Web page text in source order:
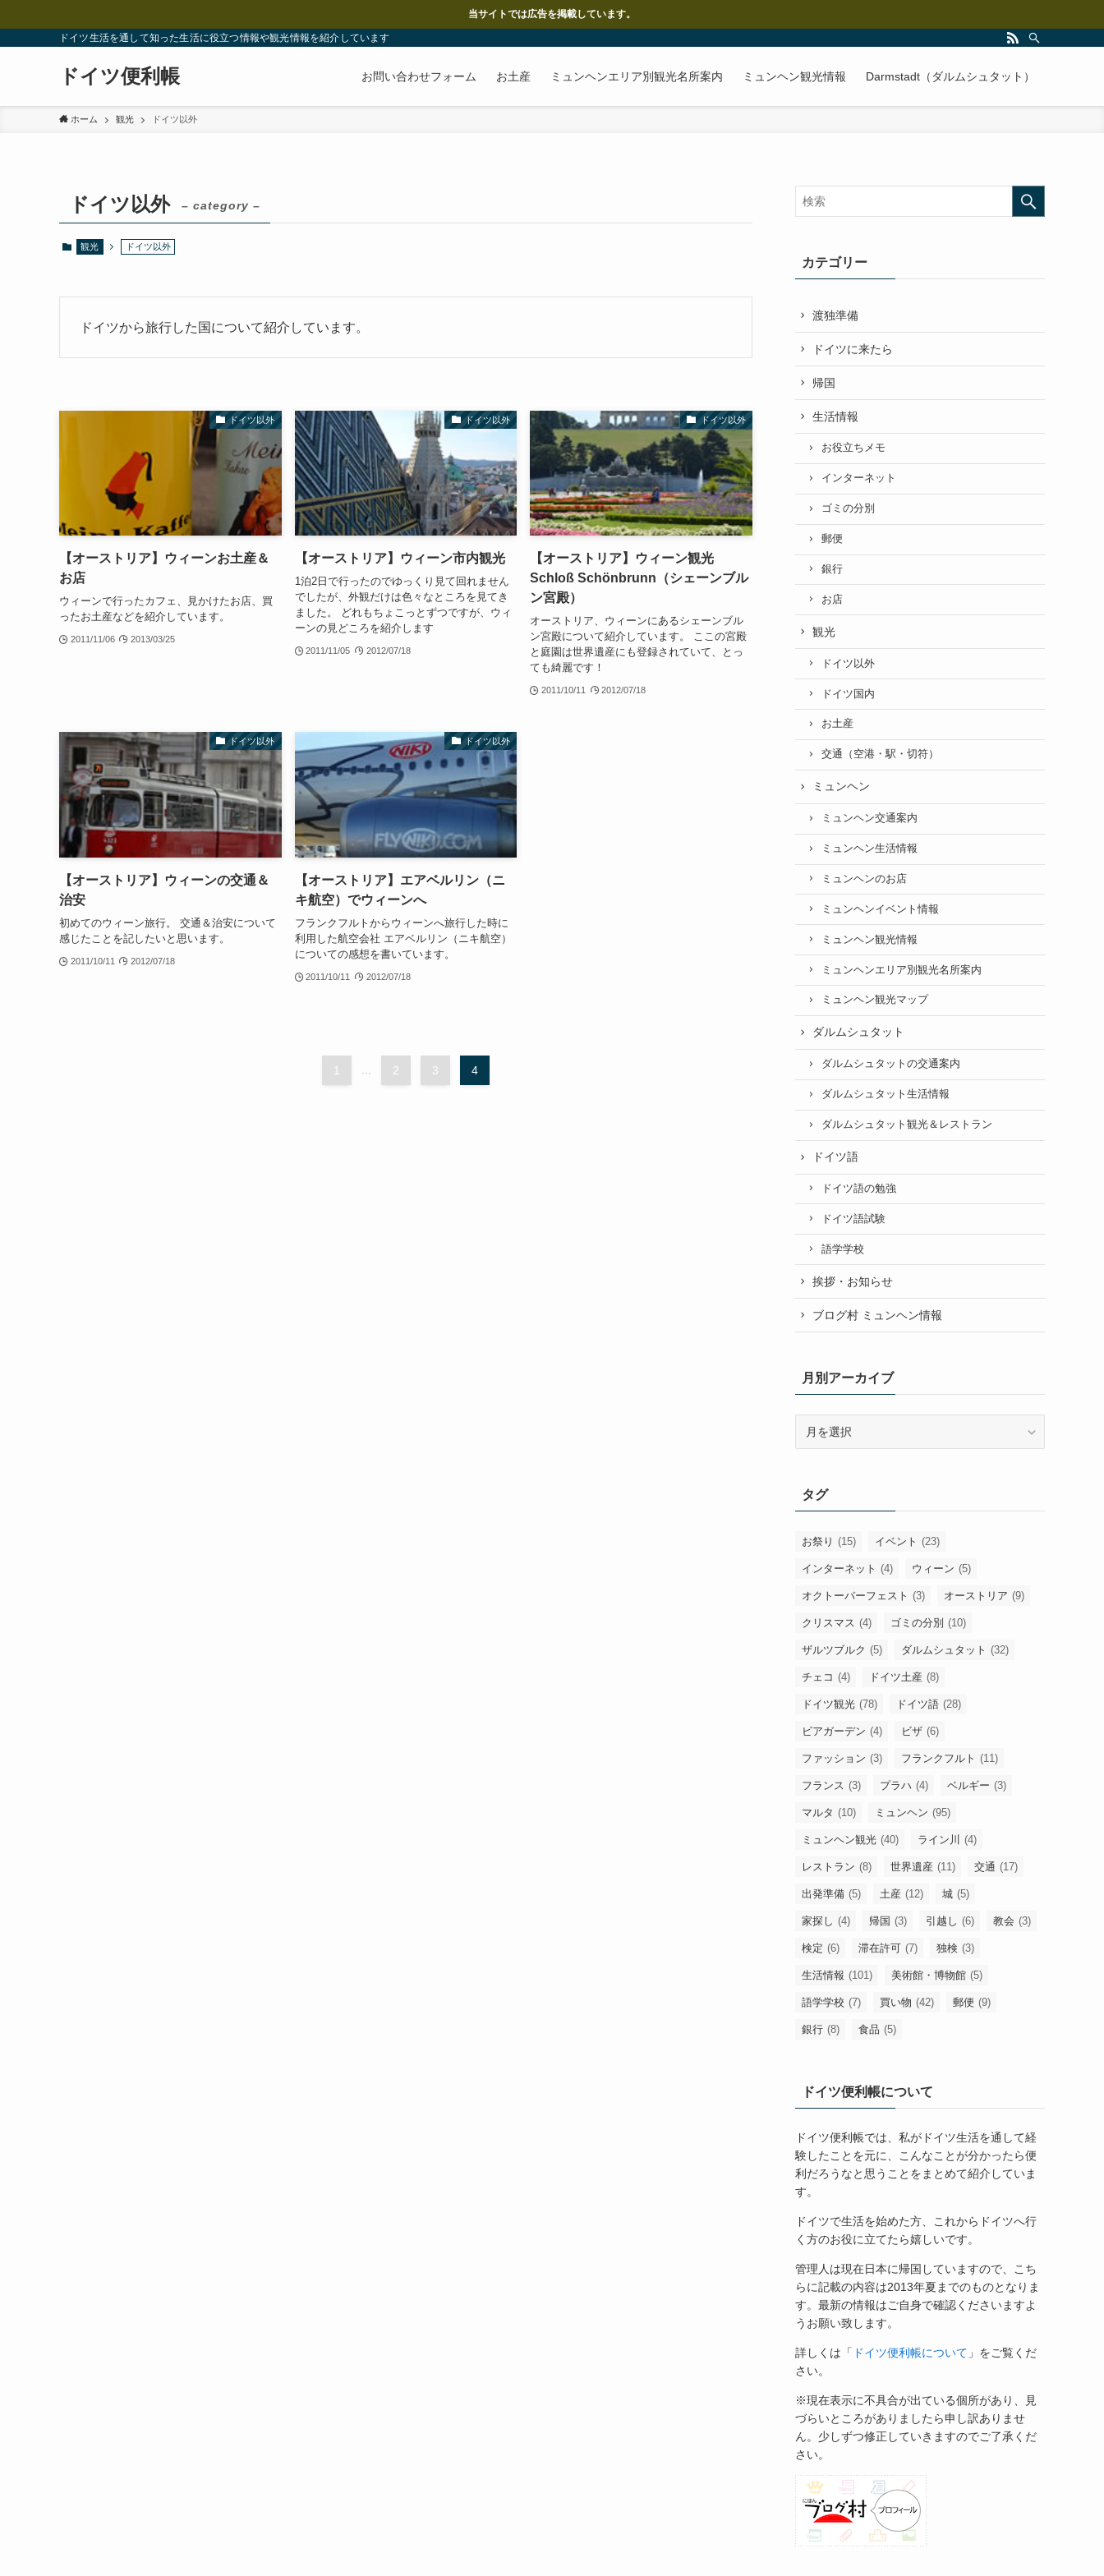
当サイトでは広告を掲載しています。
ドイツ生活を通して知った生活に役立つ情報や観光情報を紹介しています
ドイツ便利帳 お問い合わせフォーム お土産 ミュンヘンエリア別観光名所案内 ミュンヘン観光情報 Darmstadt（ダルムシュタット）
ホーム 観光 ドイツ以外
ドイツ以外 – category –
観光 ドイツ以外
ドイツから旅行した国について紹介しています。
ドイツ以外
【オーストリア】ウィーンお土産＆
お店
ウィーンで行ったカフェ、見かけたお店、買
ったお土産などを紹介しています。
2011/11/06 2013/03/25
ドイツ以外
【オーストリア】ウィーン市内観光
1泊2日で行ったのでゆっくり見て回れません
でしたが、外観だけは色々なところを見てき
ました。 どれもちょこっとずつですが、ウィ
ーンの見どころを紹介します
2011/11/05 2012/07/18
ドイツ以外
【オーストリア】ウィーン観光
Schloß Schönbrunn（シェーンブル
ン宮殿）
オーストリア、ウィーンにあるシェーンブル
ン宮殿について紹介しています。 ここの宮殿
と庭園は世界遺産にも登録されていて、とっ
ても綺麗です！
2011/10/11 2012/07/18
ドイツ以外
【オーストリア】ウィーンの交通＆
治安
初めてのウィーン旅行。 交通＆治安について
感じたことを記したいと思います。
2011/10/11 2012/07/18
ドイツ以外
【オーストリア】エアベルリン（ニ
キ航空）でウィーンへ
フランクフルトからウィーンへ旅行した時に
利用した航空会社 エアベルリン（ニキ航空）
についての感想を書いています。
2011/10/11 2012/07/18
1 ... 2 3 4
カテゴリー
渡独準備
ドイツに来たら
帰国
生活情報
お役立ちメモ
インターネット
ゴミの分別
郵便
銀行
お店
観光
ドイツ以外
ドイツ国内
お土産
交通（空港・駅・切符）
ミュンヘン
ミュンヘン交通案内
ミュンヘン生活情報
ミュンヘンのお店
ミュンヘンイベント情報
ミュンヘン観光情報
ミュンヘンエリア別観光名所案内
ミュンヘン観光マップ
ダルムシュタット
ダルムシュタットの交通案内
ダルムシュタット生活情報
ダルムシュタット観光＆レストラン
ドイツ語
ドイツ語の勉強
ドイツ語試験
語学学校
挨拶・お知らせ
ブログ村 ミュンヘン情報
月別アーカイブ
カ
イ
タグ
お祭り (15) イベント (23)
インターネット (4) ウィーン (5)
オクトーバーフェスト (3) オーストリア (9)
クリスマス (4) ゴミの分別 (10)
ザルツブルク (5) ダルムシュタット (32)
チェコ (4) ドイツ土産 (8)
ドイツ観光 (78) ドイツ語 (28)
ビアガーデン (4) ビザ (6)
ファッション (3) フランクフルト (11)
フランス (3) プラハ (4) ベルギー (3)
マルタ (10) ミュンヘン (95)
ミュンヘン観光 (40) ライン川 (4)
レストラン (8) 世界遺産 (11) 交通 (17)
出発準備 (5) 土産 (12) 城 (5)
家探し (4) 帰国 (3) 引越し (6) 教会 (3)
検定 (6) 滞在許可 (7) 独検 (3)
生活情報 (101) 美術館・博物館 (5)
語学学校 (7) 買い物 (42) 郵便 (9)
銀行 (8) 食品 (5)
ドイツ便利帳について
ドイツ便利帳では、私がドイツ生活を通して経
験したことを元に、こんなことが分かったら便
利だろうなと思うことをまとめて紹介していま
す。
ドイツで生活を始めた方、これからドイツへ行
く方のお役に立てたら嬉しいです。
管理人は現在日本に帰国していますので、こち
らに記載の内容は2013年夏までのものとなりま
す。最新の情報はご自身で確認くださいますよ
うお願い致します。
詳しくは「 ドイツ便利帳について 」をご覧くだ
さい。
※現在表示に不具合が出ている個所があり、見
づらいところがありましたら申し訳ありませ
ん。少しずつ修正していきますのでご了承くだ
さい。